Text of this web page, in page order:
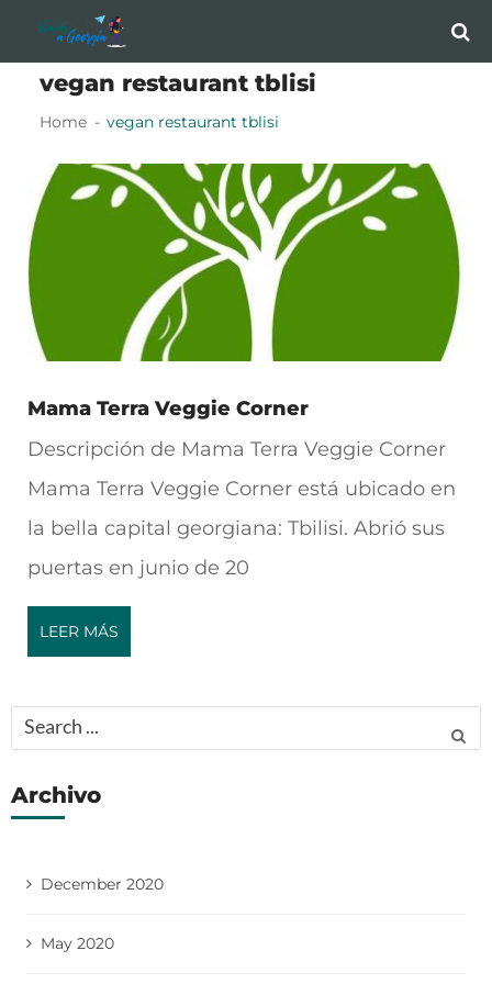
Skip
to
navigation
Skip
to
content
vegan restaurant tblisi
Home vegan restaurant tblisi
Mama Terra Veggie Corner
Descripción de Mama Terra Veggie Corner
Mama Terra Veggie Corner está ubicado en
la bella capital georgiana: Tbilisi. Abrió sus
puertas en junio de 20
LEER MÁS
Search
Archivo
December 2020
May 2020